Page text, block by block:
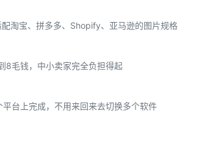
淘宝、拼多多、Shopify、亚马逊的图片规格
8毛钱，中小卖家完全负担得起
台上完成，不用来回来去切换多个软件